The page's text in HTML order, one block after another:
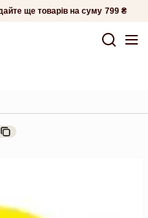
ще товарів на суму 799 ₴